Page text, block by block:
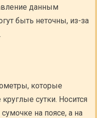
данным
быть неточны, из-за
которые
сутки. Носится
на поясе, а на